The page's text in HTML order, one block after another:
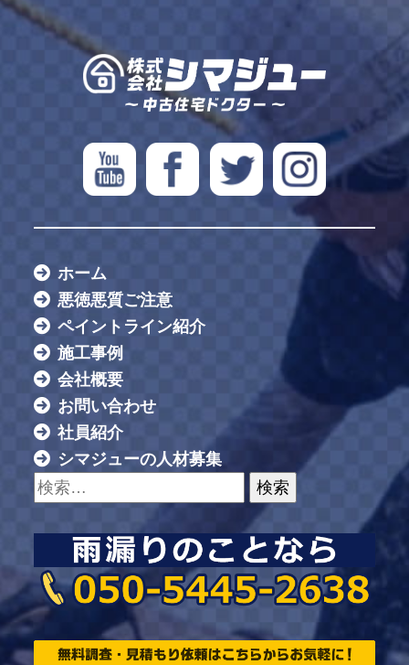
ホーム
悪徳悪質ご注意
ペイントライン紹介
施工事例
会社概要
お問い合わせ
社員紹介
シマジューの人材募集
検索: